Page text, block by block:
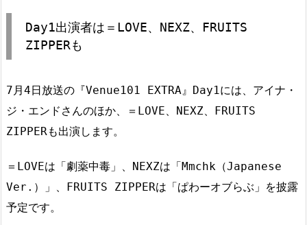
Day1出演者は＝LOVE、NEXZ、FRUITS
ZIPPERも
7月4日放送の『Venue101 EXTRA』Day1には、アイナ・
ジ・エンドさんのほか、＝LOVE、NEXZ、FRUITS
ZIPPERも出演します。
＝LOVEは「劇薬中毒」、NEXZは「Mmchk（Japanese
Ver.）」、FRUITS ZIPPERは「ぱわーオブらぶ」を披露
予定です。